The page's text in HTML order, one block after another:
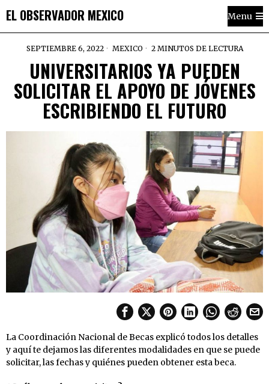
EL OBSERVADOR MEXICO Menu
SEPTIEMBRE 6, 2022 MEXICO 2 MINUTOS DE LECTURA
UNIVERSITARIOS YA PUEDEN
SOLICITAR EL APOYO DE JÓVENES
ESCRIBIENDO EL FUTURO
La Coordinación Nacional de Becas explicó todos los detalles
y aquí te dejamos las diferentes modalidades en que se puede
solicitar, las fechas y quiénes pueden obtener esta beca.